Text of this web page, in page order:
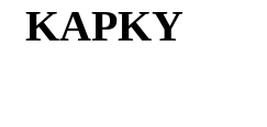
KAPKY